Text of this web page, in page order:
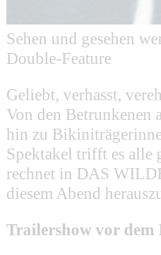
Sehen und gesehen
Double-Feature
Geliebt, verhasst,
Von den Betrunkenen
hin zu
Spektakel trifft es alle
rechnet in DAS
diesem Abend
Trailershow vor